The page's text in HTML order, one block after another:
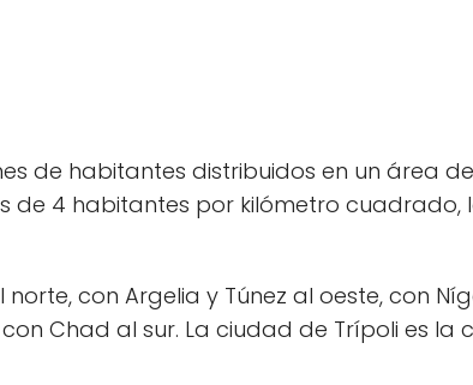
de habitantes distribuidos en un área de
de 4 habitantes por kilómetro cuadrado,
con Argelia y Túnez al oeste, con
Chad al sur. La ciudad de Trípoli es la